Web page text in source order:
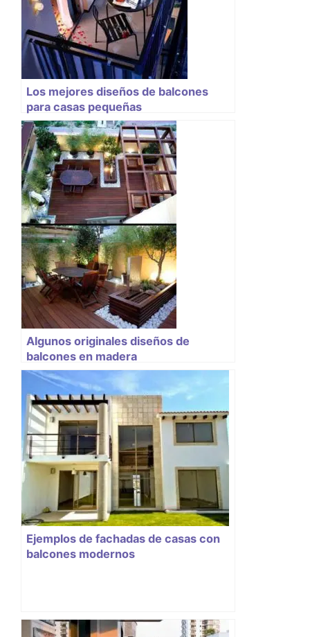
Los mejores diseños de balcones
para casas pequeñas
Algunos originales diseños de
balcones en madera
Ejemplos de fachadas de casas con
balcones modernos